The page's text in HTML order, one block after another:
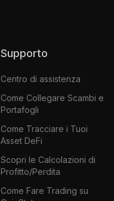
Supporto
Centro di assistenza
Come Collegare Scambi e
Portafogli
Come Tracciare i Tuoi
Asset DeFi
Scopri le Calcolazioni di
Profitto/Perdita
Come Fare Trading su